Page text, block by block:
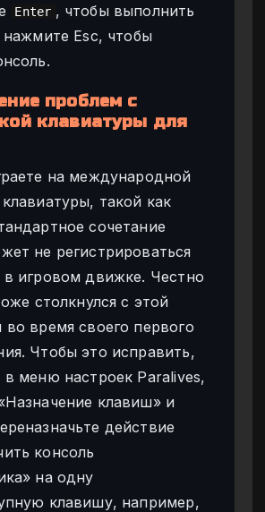
Enter , чтобы выполнить
нажмите Esc, чтобы
проблем с
клавиатуры для
на международной
такой как
сочетание
не регистрироваться
в игровом движке. Честно
столкнулся с этой
во время своего первого
Чтобы это исправить,
в меню настроек Paralives,
клавиш» и
действие
консоль
на одну
клавишу, например,